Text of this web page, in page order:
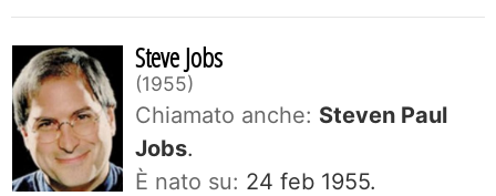
Steve Jobs
1955
Chiamato anche: Steven Paul
Jobs.
È nato su: 24 feb 1955.